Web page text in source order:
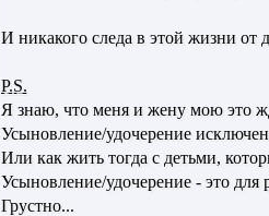
И никакого следа в этой жизни от
P.S.
Я знаю, что меня и жену мою это
Усыновление/удочерение
Или как жить тогда с детьми,
Усыновление/удочерение - это
Грустно...